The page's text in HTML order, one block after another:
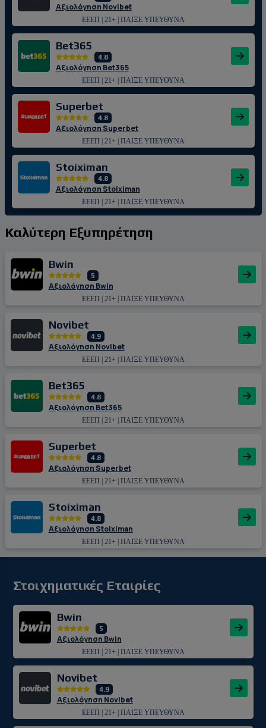
Αξιολόγηση Novibet
ΕΕΕΠ | 21+ | ΠΑΙΞΕ ΥΠΕΥΘΥΝΑ
Bet365
4.8
Αξιολόγηση Bet365
ΕΕΕΠ | 21+ | ΠΑΙΞΕ ΥΠΕΥΘΥΝΑ
Superbet
4.8
Αξιολόγηση Superbet
ΕΕΕΠ | 21+ | ΠΑΙΞΕ ΥΠΕΥΘΥΝΑ
Stoiximan
4.8
Αξιολόγηση Stoiximan
ΕΕΕΠ | 21+ | ΠΑΙΞΕ ΥΠΕΥΘΥΝΑ
Καλύτερη Εξυπηρέτηση
Bwin
5
Αξιολόγηση Bwin
ΕΕΕΠ | 21+ | ΠΑΙΞΕ ΥΠΕΥΘΥΝΑ
Novibet
4.9
Αξιολόγηση Novibet
ΕΕΕΠ | 21+ | ΠΑΙΞΕ ΥΠΕΥΘΥΝΑ
Bet365
4.8
Αξιολόγηση Bet365
ΕΕΕΠ | 21+ | ΠΑΙΞΕ ΥΠΕΥΘΥΝΑ
Superbet
4.8
Αξιολόγηση Superbet
ΕΕΕΠ | 21+ | ΠΑΙΞΕ ΥΠΕΥΘΥΝΑ
Stoiximan
4.8
Αξιολόγηση Stoiximan
ΕΕΕΠ | 21+ | ΠΑΙΞΕ ΥΠΕΥΘΥΝΑ
Στοιχηματικές Εταιρίες
Bwin
5
Αξιολόγηση Bwin
ΕΕΕΠ | 21+ | ΠΑΙΞΕ ΥΠΕΥΘΥΝΑ
Novibet
4.9
Αξιολόγηση Novibet
ΕΕΕΠ | 21+ | ΠΑΙΞΕ ΥΠΕΥΘΥΝΑ